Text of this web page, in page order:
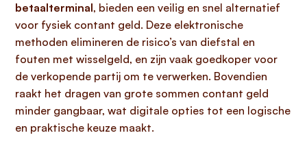
betaalterminal, bieden een veilig en snel alternatief
voor fysiek contant geld. Deze elektronische
methoden elimineren de risico’s van diefstal en
fouten met wisselgeld, en zijn vaak goedkoper voor
de verkopende partij om te verwerken. Bovendien
raakt het dragen van grote sommen contant geld
minder gangbaar, wat digitale opties tot een logische
en praktische keuze maakt.